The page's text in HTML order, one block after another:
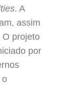
. A
assim
O projeto
por
o